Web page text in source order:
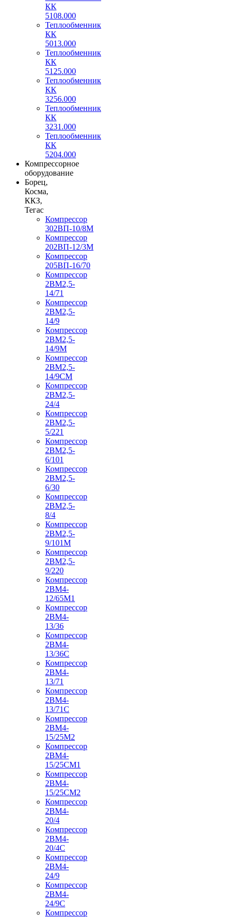
КК
5108.000
Теплообменник
КК
5013.000
Теплообменник
КК
5125.000
Теплообменник
КК
3256.000
Теплообменник
КК
3231.000
Теплообменник
КК
5204.000
Компрессорное
оборудование
Борец,
Косма,
ККЗ,
Тегас
Компрессор
302ВП-10/8М
Компрессор
202ВП-12/3М
Компрессор
205ВП-16/70
Компрессор
2ВМ2,5-
14/71
Компрессор
2ВМ2,5-
14/9
Компрессор
2ВМ2,5-
14/9М
Компрессор
2ВМ2,5-
14/9СМ
Компрессор
2ВМ2,5-
24/4
Компрессор
2ВМ2,5-
5/221
Компрессор
2ВМ2,5-
6/101
Компрессор
2ВМ2,5-
6/30
Компрессор
2ВМ2,5-
8/4
Компрессор
2ВМ2,5-
9/101М
Компрессор
2ВМ2,5-
9/220
Компрессор
2ВМ4-
12/65М1
Компрессор
2ВМ4-
13/36
Компрессор
2ВМ4-
13/36С
Компрессор
2ВМ4-
13/71
Компрессор
2ВМ4-
13/71С
Компрессор
2ВМ4-
15/25М2
Компрессор
2ВМ4-
15/25СМ1
Компрессор
2ВМ4-
15/25СМ2
Компрессор
2ВМ4-
20/4
Компрессор
2ВМ4-
20/4С
Компрессор
2ВМ4-
24/9
Компрессор
2ВМ4-
24/9С
Компрессор